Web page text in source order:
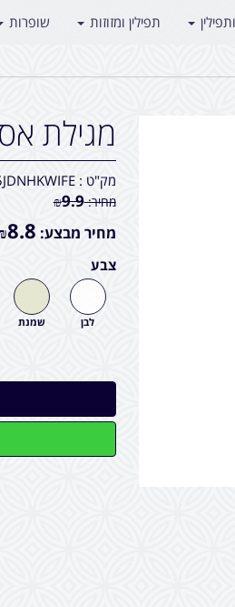
תפילין ומזוזות שופרות
מגילת
מק"ט :
מחיר: ₪9.9
מחיר מבצע: ₪8.8
צבע
לבן שמנת